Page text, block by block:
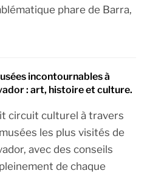
phare de Barra,
incontournables à
: art, histoire et culture.
circuit culturel à travers
les plus visités de
avec des conseils
de chaque